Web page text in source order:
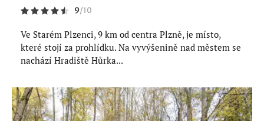
9/10
Ve Starém Plzenci, 9 km od centra Plzně, je místo,
které stojí za prohlídku. Na vyvýšenině nad městem se
nachází Hradiště Hůrka...